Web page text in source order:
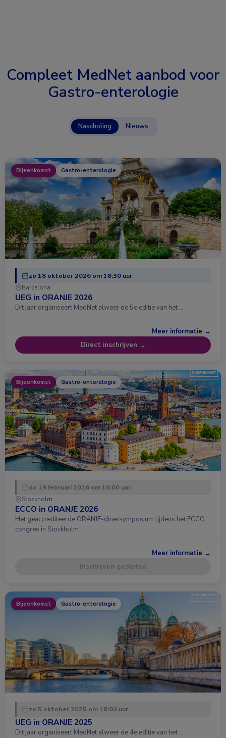
Compleet MedNet aanbod voor
Gastro-enterologie
Nascholing Nieuws
Bijeenkomst Gastro-enterologie
zo 18 oktober 2026 om 18:30 uur
Barcelona
UEG in ORANJE 2026
Dit jaar organiseert MedNet alweer de 5e editie van het …
Meer informatie →
Direct inschrijven →
Bijeenkomst Gastro-enterologie
do 19 februari 2026 om 18:00 uur
Stockholm
ECCO in ORANJE 2026
Het geaccrediteerde ORANJE-dinersymposium tijdens het ECCO
congres in Stockholm …
Meer informatie →
Inschrijven gesloten
Bijeenkomst Gastro-enterologie
zo 5 oktober 2025 om 18:00 uur
UEG in ORANJE 2025
Dit jaar organiseert MedNet alweer de 4e editie van het …